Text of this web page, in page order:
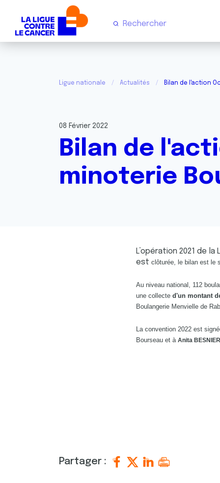
Ligue nationale Actualités Bilan de l'action
08 Février 2022
Bilan de
minoterie
L’opération 2021 de
est clôturée, le bilan est le
Au niveau national, 112
une collecte d'un montant
Boulangerie Menvielle de
La convention 2022 est
Bourseau et à Anita BESNIER
Partager :